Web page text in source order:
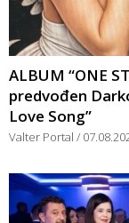
ALBUM “ONE
predvođen
Love Song”
Valter Portal